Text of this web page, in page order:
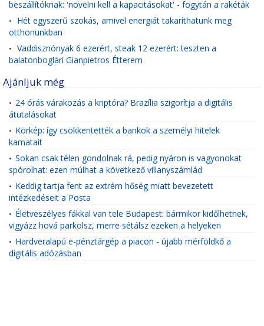
beszállítóknak: 'növelni kell a kapacitásokat' - fogytán a rakéták
• Hét egyszerű szokás, amivel energiát takaríthatunk meg
otthonunkban
• Vaddisznónyak 6 ezerért, steak 12 ezerért: teszten a
balatonboglári Gianpietros Étterem
Ajánljuk még
• 24 órás várakozás a kriptóra? Brazília szigorítja a digitális
átutalásokat
• Körkép: így csökkentették a bankok a személyi hitelek
kamatait
• Sokan csak télen gondolnak rá, pedig nyáron is vagyonokat
spórolhat: ezen múlhat a következő villanyszámlád
• Keddig tartja fent az extrém hőség miatt bevezetett
intézkedéseit a Posta
• Életveszélyes fákkal van tele Budapest: bármikor kidőlhetnek,
vigyázz hová parkolsz, merre sétálsz ezeken a helyeken
• Hardveralapú e-pénztárgép a piacon - újabb mérföldkő a
digitális adózásban